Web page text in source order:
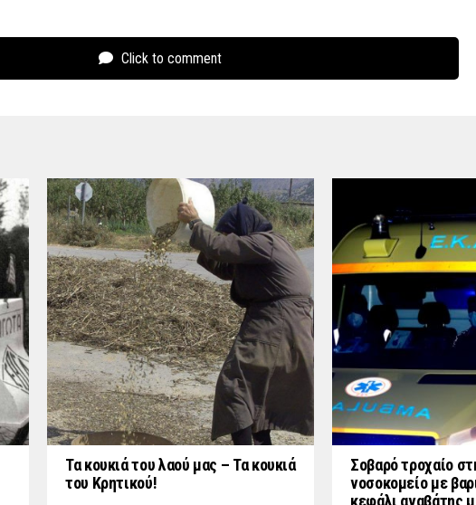
Click to comment
Τα κουκιά του λαού μας – Τα κουκιά
του Κρητικού!
Σοβαρό τροχαίο
νοσοκομείο με
κεφάλι αναβάτης